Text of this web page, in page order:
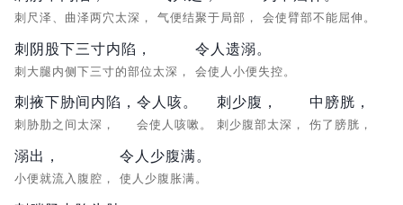
刺尺泽、曲泽两穴太深， 气便结聚于局部， 会使臂部不能屈伸。
刺阴股下三寸内陷，
刺大腿内侧下三寸的部位太深，
令人遗溺。
会使人小便失控。
刺掖下胁间内陷，
刺胁肋之间太深，
令人咳。
会使人咳嗽。
刺少腹，
刺少腹部太深，
中膀胱，
伤了膀胱，
溺出，
小便就流入腹腔，
令人少腹满。
使人少腹胀满。